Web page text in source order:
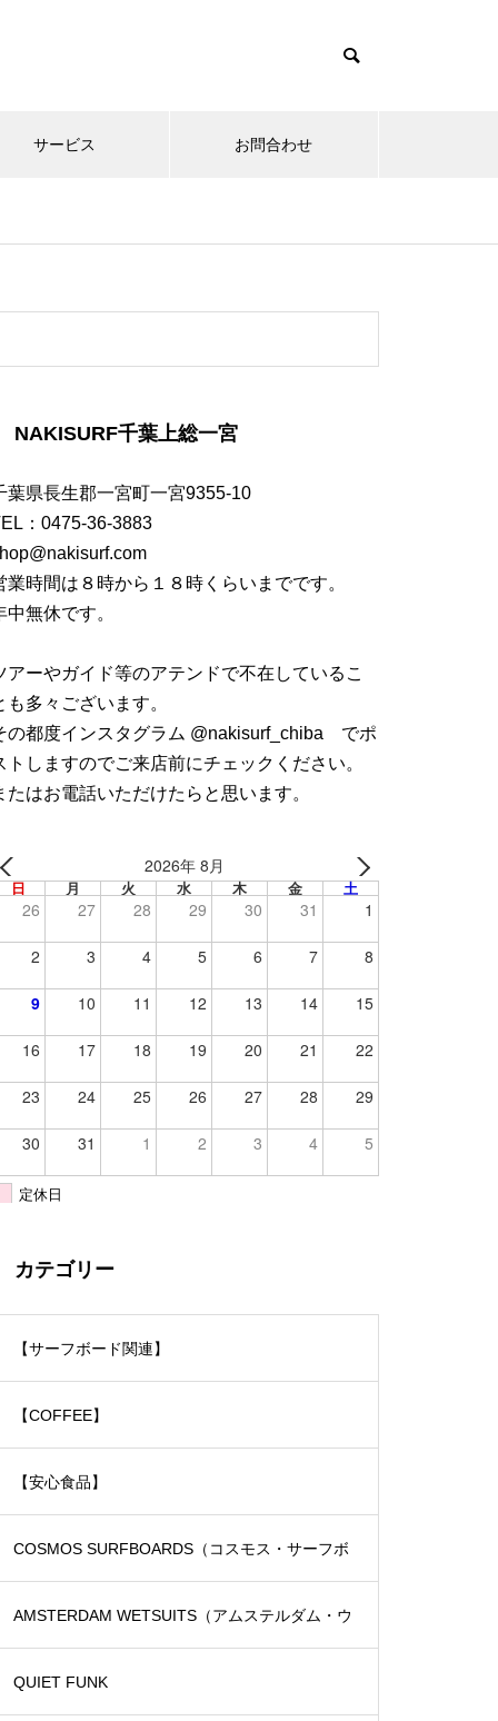
サービス お問合わせ
NAKISURF千葉上総一宮
葉県長生郡一宮町一宮9355-10
： 0475-36-3883
業時間は８時から１８時くらいまでです。
中無休です。
アーやガイド等のアテンドで不在しているこ
も多々ございます。
の都度インスタグラム @nakisurf_chiba でポ
トしますのでご来店前にチェックください。
たはお電話いただけたらと思います。
2026年 8月
日 月 火 水 木 金 土
26 27 28 29 30 31 1
2 3 4 5 6 7 8
9 10 11 12 13 14 15
16 17 18 19 20 21 22
23 24 25 26 27 28 29
30 31 1 2 3 4 5
定休日
カテゴリー
【サーフボード関連】
【COFFEE】
【安心食品】
COSMOS SURFBOARDS（コスモス・サーフボ
ード）
AMSTERDAM WETSUITS（アムステルダム・ウ
ェットスーツ）
QUIET FUNK